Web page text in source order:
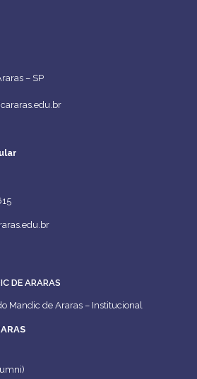
– SP
DE ARARAS
Mandic de Araras – Institucional